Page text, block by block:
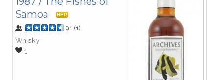
Samoa
HET!
91 (1)
Whisky
1